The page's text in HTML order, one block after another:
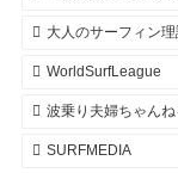
大人のサーフィン
WorldSurfLeague
波乗り夫婦ちゃんね
SURFMEDIA